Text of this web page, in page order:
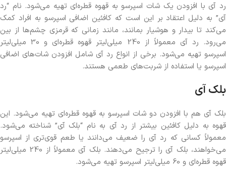
رد آی با افزودن یک شات اسپرسو به قهوه قطره‌ای تهیه می‌شود. نام “رد
آی” به دلیل اعتقاد بر این است که کافئین اضافی اسپرسو به افراد کمک
می‌کند تا بیدار و هوشیار بمانند، مانند زمانی که قرمزی چشم‌ها از بین
می‌رود. رد آی معمولاً از 240 میلی‌لیتر قهوه قطره‌ای و 30 میلی‌لیتر
اسپرسو تهیه می‌شود. برخی از انواع رد آی شامل افزودن شات‌های اضافی
اسپرسو یا استفاده از شربت‌های طعمی هستند.
بلک آی
بلک آی هم با افزودن دو شات اسپرسو به قهوه قطره‌ای تهیه می‌شود. این
قهوه به دلیل کافئین بیشتر از رد آی به نام “بلک آی” شناخته می‌شود.
معمولاً کسانی که رد آی را ضعیف می‌دانند یا طعم قوی‌تری از اسپرسو
می‌خواهند، بلک آی را ترجیح می‌دهند. بلک آی معمولاً از 240 میلی‌لیتر
قهوه قطره‌ای و 60 میلی‌لیتر اسپرسو تهیه می‌شود.